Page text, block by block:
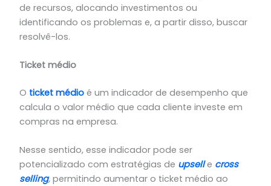
de recursos, alocando investimentos ou
identificando os problemas e, a partir disso, buscar
resolvê-los.
Ticket médio
O ticket médioé um indicador de desempenho que
calcula o valor médio que cada cliente investe em
compras na empresa.
Nesse sentido, esse indicador pode ser
potencializado com estratégias de upsell e cross
selling,permitindo aumentar o ticket médio ao